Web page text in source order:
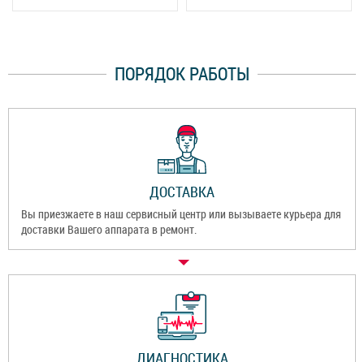
ПОРЯДОК РАБОТЫ
ДОСТАВКА
Вы приезжаете в наш сервисный центр или вызываете курьера для
доставки Вашего аппарата в ремонт.
ДИАГНОСТИКА